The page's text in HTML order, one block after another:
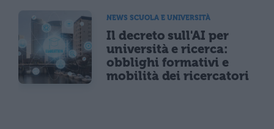
NEWS SCUOLA E UNIVERSITÀ
Il decreto sull'AI per
università e ricerca:
obblighi formativi e
mobilità dei ricercatori